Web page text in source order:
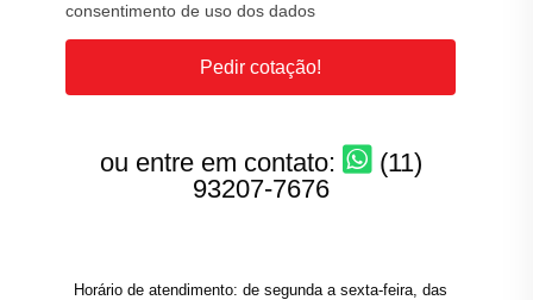
consentimento de uso dos dados
Pedir cotação!
ou entre em contato:
(11)
93207-7676
Horário de atendimento: de segunda a sexta-feira, das